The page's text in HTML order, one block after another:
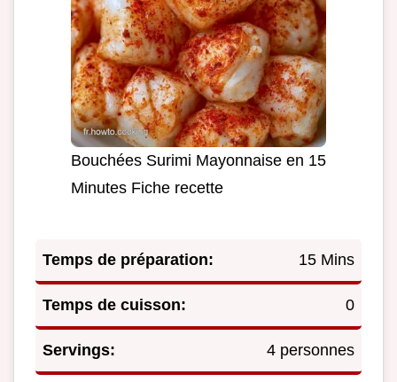
Bouchées Surimi Mayonnaise en 15
Minutes Fiche recette
Temps de préparation: 15 Mins
Temps de cuisson: 0
Servings: 4 personnes